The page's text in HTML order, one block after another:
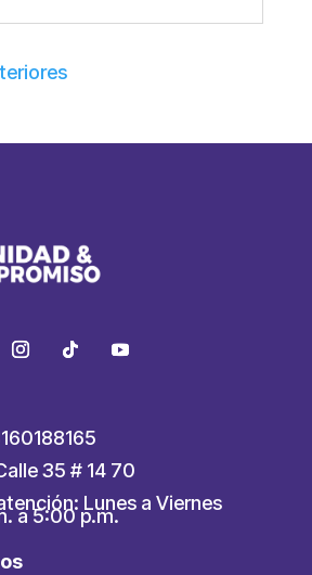
35 # 14 70
Lunes a Viernes
a 5:00 p.m.